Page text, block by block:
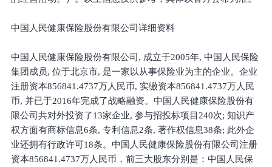
中国人民健康保险股份有限公司详细资料
中国人民健康保险股份有限公司, 成立于2005年, 中国人民保险
集团成员, 位于北京市, 是一家以从事保险业为主的企业。企业
注册资本856841.4737万人民币, 实缴资本856841.4737万人民
币, 并已于2016年完成了战略融资。中国人民健康保险股份有
限公司共对外投资了13家企业, 参与招投标项目240次; 知识产
权方面有商标信息6条, 专利信息2条, 著作权信息38条; 此外企
业还拥有行政许可18条。中国人民健康保险股份有限公司注册
资本856841.4737万人民币，前三大股东分别是：中国人民保